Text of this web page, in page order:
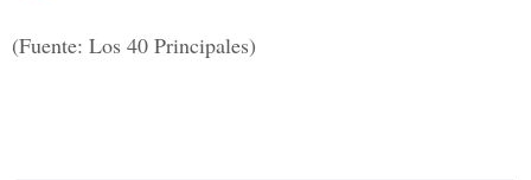
(Fuente: Los 40 Principales)